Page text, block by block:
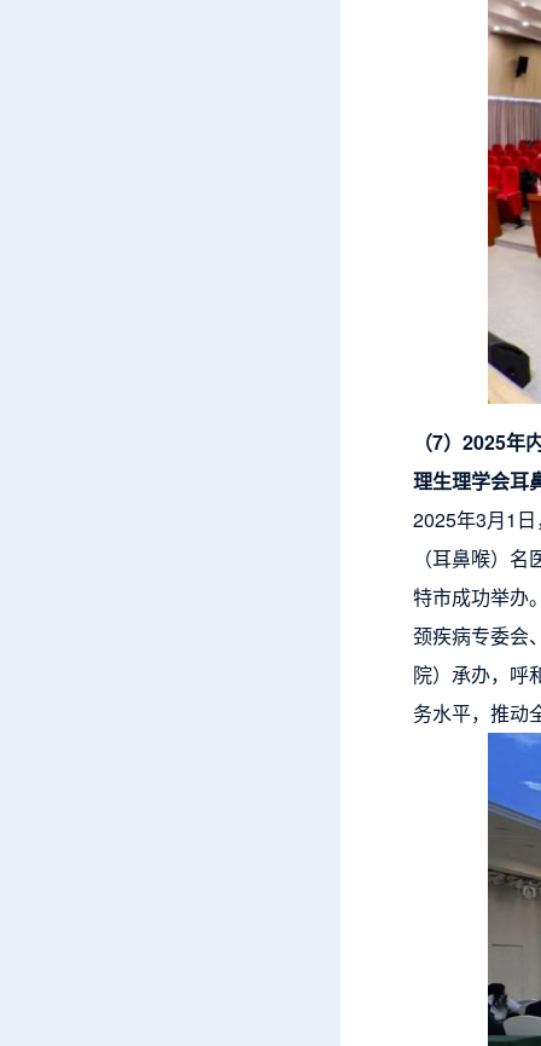
（7）2025年
理生理学会耳
2025年3月1
（耳鼻喉）
特市成功举办
颈疾病专委会
院）承办，呼
务水平，推动